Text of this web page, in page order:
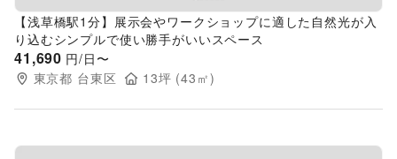
【浅草橋駅1分】展示会やワークショップに適した自然光が入
り込むシンプルで使い勝手がいいスペース
41,690 円/日〜
東京都 台東区 13坪 (43 ㎡)